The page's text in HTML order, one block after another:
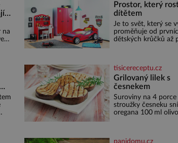
na
Prostor, který
dítětem
Je to svět, který se
proměňuje od
dětských krůčků až
odpočinek a reaguje
každou etapu života a
specifické potřeby
nejmenší je klíčová
jednoduchost,
bezpečí, proto by
miminka měl působit
tisicereceptu.cz
Grilovaný lilek s
česnekem
Suroviny na 4 porce 1 lilek 3
stroužky česneku
oregana 100 ml
panidomu.cz